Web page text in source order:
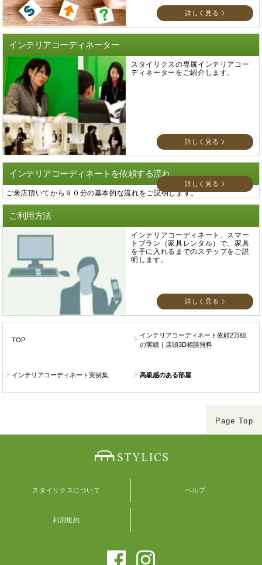
詳しく見る
インテリアコーディネーター
スタイリクスの専属インテリアコー
ディネーターをご紹介します。
詳しく見る
インテリアコーディネートを依頼する流れ
ご来店頂いてから９０分の基本的な流れをご説明します。
詳しく見る
ご利用方法
インテリアコーディネート、スマー
トプラン（家具レンタル）で、家具
を手に入れるまでのステップをご説
明します。
詳しく見る
TOP
インテリアコーディネート依頼2万組
の実績｜店頭3D相談無料
インテリアコーディネート実例集 高級感のある部屋
Page Top
スタイリクスについて ヘルプ
利用規約